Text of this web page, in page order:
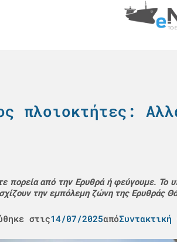
πλοιοκτήτες:
πορεία από την Ερυθρά ή φεύγουμε.
την εμπόλεμη ζώνη της Ερυθράς
στις14/07/2025από